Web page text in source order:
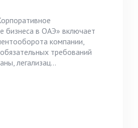
бизнеса в ОАЭ» включает
компании,
требований
легализац...